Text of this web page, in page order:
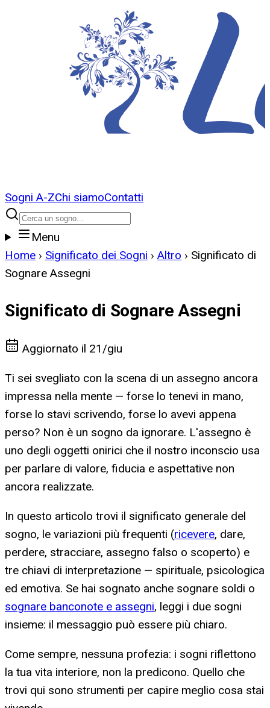
Sogni A-ZChi siamoContatti
Menu
Home › Significato dei Sogni › Altro › Significato di
Sognare Assegni
Significato di Sognare Assegni
Aggiornato il 21/giu
Ti sei svegliato con la scena di un assegno ancora
impressa nella mente — forse lo tenevi in mano,
forse lo stavi scrivendo, forse lo avevi appena
perso? Non è un sogno da ignorare. L'assegno è
uno degli oggetti onirici che il nostro inconscio usa
per parlare di valore, fiducia e aspettative non
ancora realizzate.
In questo articolo trovi il significato generale del
sogno, le variazioni più frequenti (ricevere, dare,
perdere, stracciare, assegno falso o scoperto) e
tre chiavi di interpretazione — spirituale, psicologica
ed emotiva. Se hai sognato anche sognare soldi o
sognare banconote e assegni, leggi i due sogni
insieme: il messaggio può essere più chiaro.
Come sempre, nessuna profezia: i sogni riflettono
la tua vita interiore, non la predicono. Quello che
trovi qui sono strumenti per capire meglio cosa stai